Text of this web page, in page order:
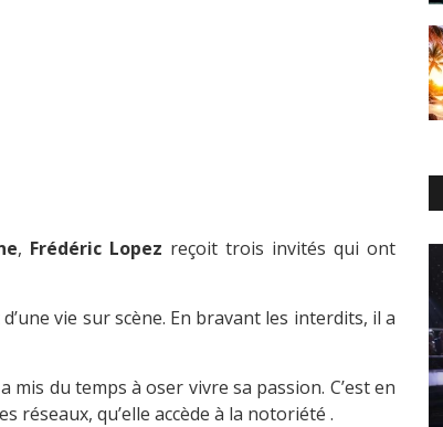
, Frédéric Lopez reçoit trois invités qui ont
vie sur scène. En bravant les interdits, il a
a mis du temps à oser vivre sa passion. C’est en
réseaux, qu’elle accède à la notoriété .